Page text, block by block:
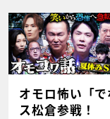
オモロ怖い「
ス松倉参戦！